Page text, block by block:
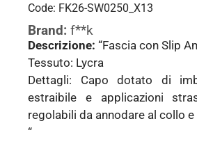
Code: FK26-SW0250_X13
Brand: f**k
Descrizione: “Fascia con Slip
Tessuto: Lycra
Dettagli: Capo dotato di
estraibile e applicazioni
regolabili da annodare al collo
“